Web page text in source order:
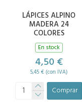
LÁPICES ALPINO
MADERA 24
COLORES
En stock
4,50 €
5,45 € (con IVA)
Comprar